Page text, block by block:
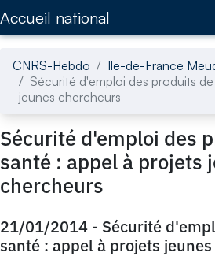
Accueil national
CNRS-Hebdo Ile-de-France
Sécurité d'emploi des produits
jeunes chercheurs
Sécurité d'emploi des
santé : appel à projets
chercheurs
21/01/2014 - Sécurité
santé : appel à projets